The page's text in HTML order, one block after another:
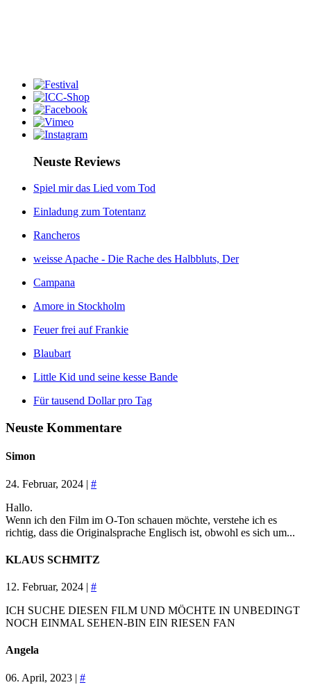
Neuste Reviews
Spiel mir das Lied vom Tod
Einladung zum Totentanz
Rancheros
weisse Apache - Die Rache des Halbbluts, Der
Campana
Amore in Stockholm
Feuer frei auf Frankie
Blaubart
Little Kid und seine kesse Bande
Für tausend Dollar pro Tag
Neuste Kommentare
Simon
24. Februar, 2024 | #
Hallo.
Wenn ich den Film im O-Ton schauen möchte, verstehe ich es
richtig, dass die Originalsprache Englisch ist, obwohl es sich um...
KLAUS SCHMITZ
12. Februar, 2024 | #
ICH SUCHE DIESEN FILM UND MÖCHTE IN UNBEDINGT
NOCH EINMAL SEHEN-BIN EIN RIESEN FAN
Angela
06. April, 2023 | #